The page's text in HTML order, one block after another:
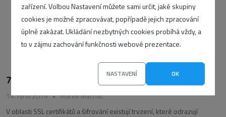
zařízení. Volbou Nastavení můžete sami určit, jaké skupiny
cookies je možné zpracovávat, popřípadě jejich zpracování
úplně zakázat. Ukládání nezbytných cookies probíhá vždy, a
to v zájmu zachování funkčnosti webové prezentace.
NASTAVENÍ OK
7 mýtů o SSL certifikátech na vašem serveru
14. října 2014 • Marek Machač
V oblasti SSL certifikátů a šifrování existují trvzení, které odrazují